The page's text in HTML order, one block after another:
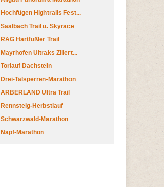
Hochfügen Hightrails Fest...
Saalbach Trail u. Skyrace
RAG Hartfüßler Trail
Mayrhofen Ultraks Zillert...
Torlauf Dachstein
Drei-Talsperren-Marathon
ARBERLAND Ultra Trail
Rennsteig-Herbstlauf
Schwarzwald-Marathon
Napf-Marathon